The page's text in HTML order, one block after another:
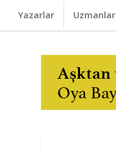
Yazarlar Uzmanlar